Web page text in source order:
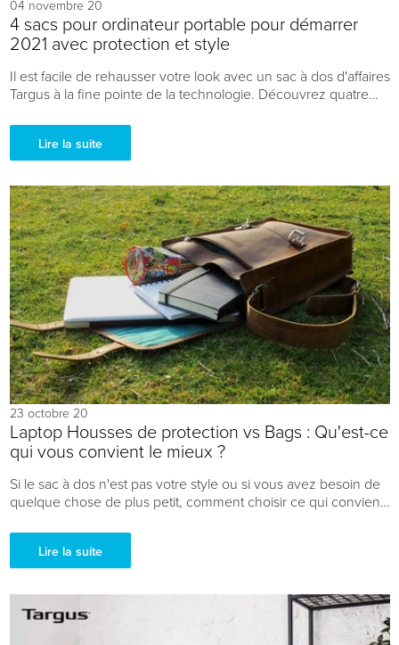
04 novembre 20
4 sacs pour ordinateur portable pour démarrer
2021 avec protection et style
Il est facile de rehausser votre look avec un sac à dos d'affaires
Targus à la fine pointe de la technologie. Découvrez quatre
combinent à la fois esthéti...
Lire la suite
23 octobre 20
Laptop Housses de protection vs Bags : Qu'est-ce
qui vous convient le mieux ?
Si le sac à dos n'est pas votre style ou si vous avez besoin de
quelque chose de plus petit, comment choisir ce qui convient
Lire la suite